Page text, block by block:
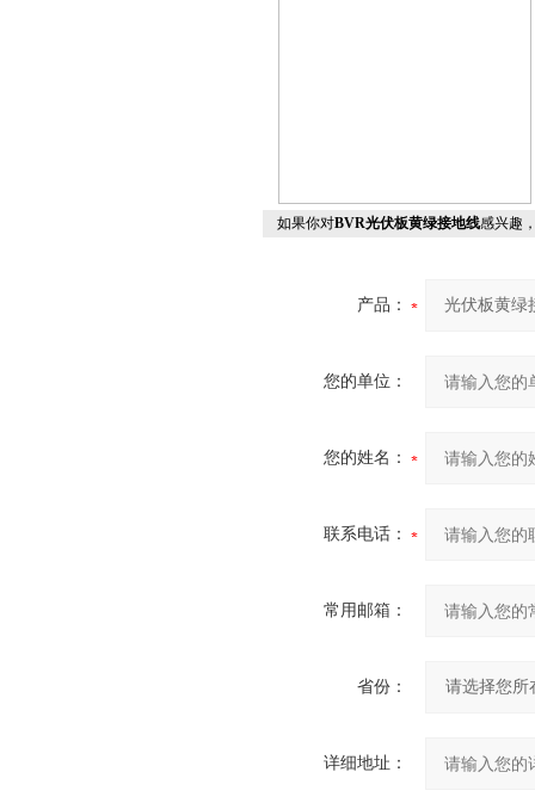
如果你对BVR光伏板黄绿接地线感兴趣
产品：
您的单位：
您的姓名：
联系电话：
常用邮箱：
省份：
详细地址：